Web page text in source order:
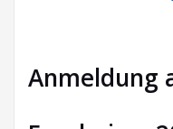
Anmeldung